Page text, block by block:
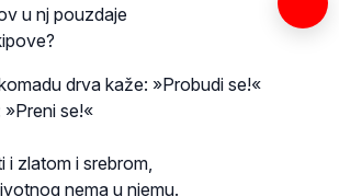
u nj pouzdaje
drva kaže: »Probudi se!«
»Preni se!«
zlatom i srebrom,
nema u njemu.